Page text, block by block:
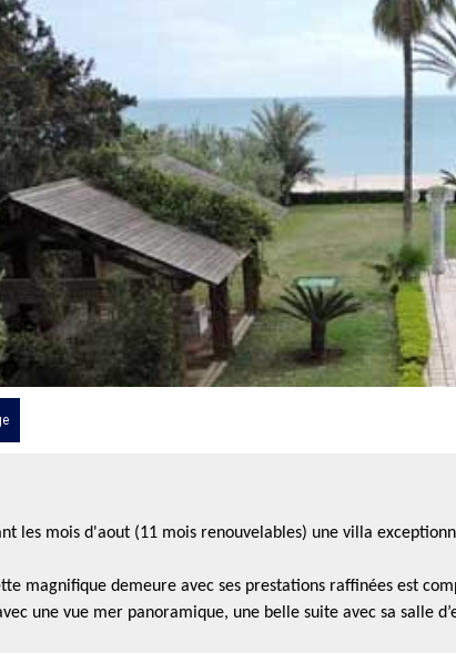
les mois d'aout (11 mois renouvelables) une villa
magnifique demeure avec ses prestations raffinées est
une vue mer panoramique, une belle suite avec sa salle